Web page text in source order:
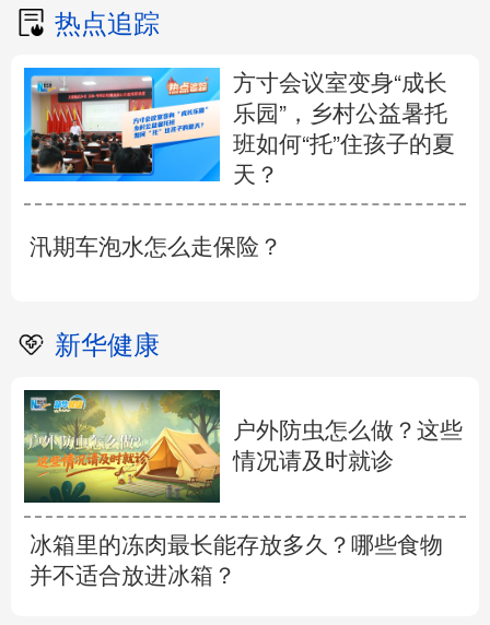
热点追踪
方寸会议室变身“成长
乐园”，乡村公益暑托
班如何“托”住孩子的夏
天？
汛期车泡水怎么走保险？
新华健康
户外防虫怎么做？这些
情况请及时就诊
冰箱里的冻肉最长能存放多久？哪些食物
并不适合放进冰箱？